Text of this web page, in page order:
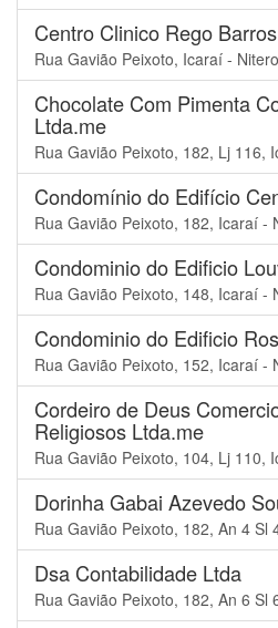
Centro Clinico Rego
Rua Gavião Peixoto, Icaraí -
Chocolate Com Pimenta
Ltda.me
Rua Gavião Peixoto, 182, Lj 116,
Condomínio do Edifício
Rua Gavião Peixoto, 182, Icaraí -
Condominio do Edificio
Rua Gavião Peixoto, 148, Icaraí -
Condominio do Edificio
Rua Gavião Peixoto, 152, Icaraí -
Cordeiro de Deus
Religiosos Ltda.me
Rua Gavião Peixoto, 104, Lj 110,
Dorinha Gabai Azevedo
Rua Gavião Peixoto, 182, An 4 Sl
Dsa Contabilidade Ltda
Rua Gavião Peixoto, 182, An 6 Sl